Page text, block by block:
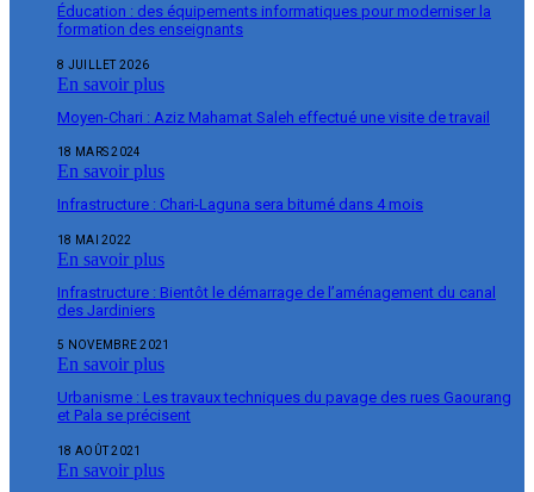
Éducation : des équipements informatiques pour moderniser la
formation des enseignants
8 JUILLET 2026
En savoir plus
Moyen-Chari : Aziz Mahamat Saleh effectué une visite de travail
18 MARS 2024
En savoir plus
Infrastructure : Chari-Laguna sera bitumé dans 4 mois
18 MAI 2022
En savoir plus
Infrastructure : Bientôt le démarrage de l’aménagement du canal
des Jardiniers
5 NOVEMBRE 2021
En savoir plus
Urbanisme : Les travaux techniques du pavage des rues Gaourang
et Pala se précisent
18 AOÛT 2021
En savoir plus